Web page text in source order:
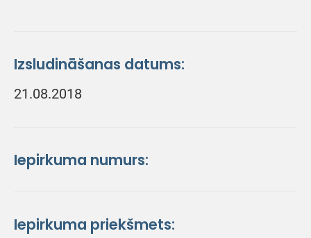
Izsludināšanas datums:
21.08.2018
Iepirkuma numurs:
Iepirkuma priekšmets: